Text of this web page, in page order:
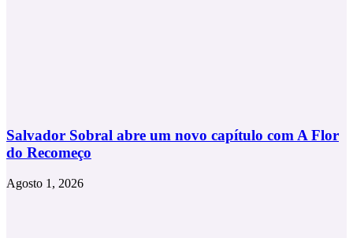
Salvador Sobral abre um novo capítulo com A Flor
do Recomeço
Agosto 1, 2026